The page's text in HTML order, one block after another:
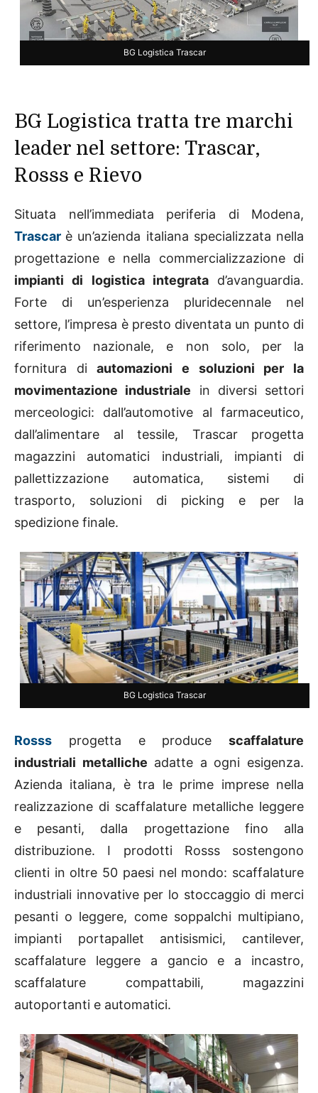
BG Logistica Trascar
BG Logistica tratta tre marchi
leader nel settore: Trascar,
Rosss e Rievo
Situata nell’immediata periferia di Modena,
Trascar è un’azienda italiana specializzata nella
progettazione e nella commercializzazione di
impianti di logistica integratad’avanguardia.
Forte di un’esperienza pluridecennale nel
settore, l’impresa è presto diventata un punto di
riferimento nazionale, e non solo, per la
fornitura diautomazioni e soluzioni per la
movimentazione industriale in diversi settori
merceologici: dall’automotive al farmaceutico,
dall’alimentare al tessile, Trascar progetta
magazzini automatici industriali, impianti di
pallettizzazione automatica, sistemi di
trasporto, soluzioni di picking e per la
spedizione finale.
BG Logistica Trascar
Rosss progetta e produce scaffalature
industriali metalliche adatte a ogni esigenza.
Azienda italiana, è tra le prime imprese nella
realizzazione di scaffalature metalliche leggere
e pesanti, dalla progettazione fino alla
distribuzione. I prodotti Rosss sostengono
clienti in oltre 50 paesi nel mondo: scaffalature
industriali innovative per lo stoccaggio di merci
pesanti o leggere, come soppalchi multipiano,
impianti portapallet antisismici, cantilever,
scaffalature leggere a gancio e a incastro,
scaffalature compattabili, magazzini
autoportanti e automatici.